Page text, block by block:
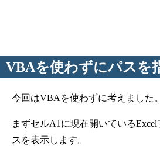
VBAを使わずにパスを
今回はVBAを使わずに考えました。
まずセルA1に現在開いている
スを表示します。